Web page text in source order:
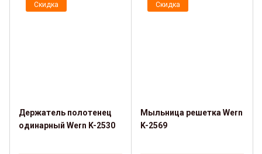
Скидка
Держатель полотенец
одинарный Wern K-2530
Скидка
Мыльница решетка Wern
K-2569